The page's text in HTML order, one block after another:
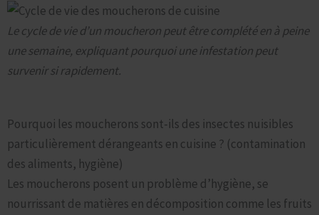
Le cycle de vie d’un moucheron peut être complété en à peine
une semaine, expliquant pourquoi une infestation peut
survenir si rapidement.
Pourquoi les moucherons sont-ils des insectes nuisibles
particulièrement dérangeants en cuisine ? (contamination
des aliments, hygiène)
Les moucherons posent un problème d’hygiène, se
nourrissant de matières en décomposition comme les fruits